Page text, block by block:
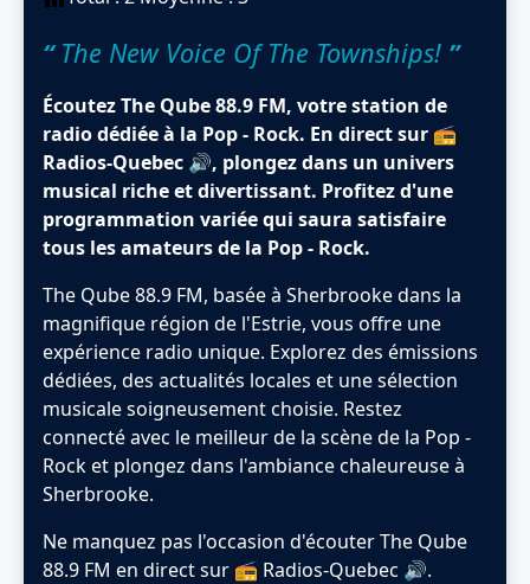
“The New Voice Of The Townships! ”
Écoutez The Qube 88.9 FM, votre station de
radio dédiée à la Pop - Rock. En direct sur 📻
Radios-Quebec 🔊, plongez dans un univers
musical riche et divertissant. Profitez d'une
programmation variée qui saura satisfaire
tous les amateurs de la Pop - Rock.
The Qube 88.9 FM, basée à Sherbrooke dans la
magnifique région de l'Estrie, vous offre une
expérience radio unique. Explorez des émissions
dédiées, des actualités locales et une sélection
musicale soigneusement choisie. Restez
connecté avec le meilleur de la scène de la Pop -
Rock et plongez dans l'ambiance chaleureuse à
Sherbrooke.
Ne manquez pas l'occasion d'écouter The Qube
88.9 FM en direct sur 📻 Radios-Quebec 🔊.